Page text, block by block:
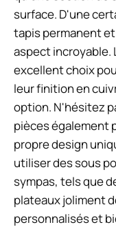
surface. D'une
tapis permanent
aspect incroyable.
excellent choix
leur finition en
option. N'hésitez
pièces également
propre design
utiliser des sous
sympas, tels que
plateaux joliment
personnalisés et